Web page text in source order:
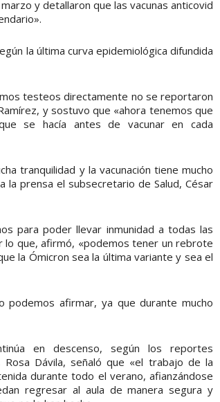
y detallaron que las vacunas anticovid
la última curva epidemiológica difundida
testeos directamente no se reportaron
y sostuvo que «ahora tenemos que
se hacía antes de vacunar en cada
tranquilidad y la vacunación tiene mucho
la prensa el subsecretario de Salud, César
para poder llevar inmunidad a todas las
lo que, afirmó, «podemos tener un rebrote
la Ómicron sea la última variante y sea el
podemos afirmar, ya que durante mucho
en descenso, según los reportes
Dávila, señaló que «el trabajo de la
durante todo el verano, afianzándose
regresar al aula de manera segura y